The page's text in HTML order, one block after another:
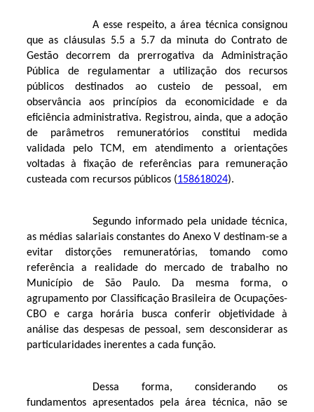
A esse respeito, a área técnica consignou
que as cláusulas 5.5 a 5.7 da minuta do Contrato de
Gestão decorrem da prerrogativa da Administração
Pública de regulamentar a utilização dos recursos
públicos destinados ao custeio de pessoal, em
observância aos princípios da economicidade e da
eficiência administrativa. Registrou, ainda, que a adoção
de parâmetros remuneratórios constitui medida
validada pelo TCM, em atendimento a orientações
voltadas à fixação de referências para remuneração
custeada com recursos públicos (158618024).
Segundo informado pela unidade técnica,
as médias salariais constantes do Anexo V destinam-se a
evitar distorções remuneratórias, tomando como
referência a realidade do mercado de trabalho no
Município de São Paulo. Da mesma forma, o
agrupamento por Classificação Brasileira de Ocupações-
CBO e carga horária busca conferir objetividade à
análise das despesas de pessoal, sem desconsiderar as
particularidades inerentes a cada função.
Dessa forma, considerando os
fundamentos apresentados pela área técnica, não se